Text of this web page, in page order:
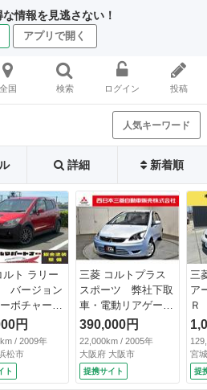
情報を見逃さない！
アプリで開く
全国 検索 ログイン 投稿
人気キーワード
詳細 新着順
ルト ラリー
バージョン
ボチャージ
ニュアルモ
ＶＴ キー
ビ フルセ
Ｃ 純正１
チアルミ オ
円
/ 2009年
松市
ト
三菱 コルトプラス
スポーツ 弊社下取
車・電動リアゲー
ト・ＨＩＤライト
（車検整備付）
390,000円
22,000km / 2005年
大阪府 大阪市
提携サイト
三
ア
Ｒ
５
（
Ｎ
（
（
宮
提